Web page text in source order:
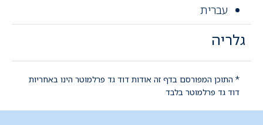
עברית
גלריה
* התוכן המפורסם בדף זה אודות דוד גד פרלמוטר הינו באחריות
דוד גד פרלמוטר בלבד